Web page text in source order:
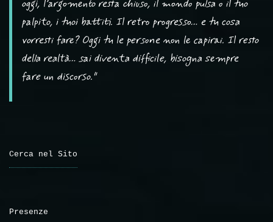
oggi, l’argomento resta chiuso, il mondo pulsa o il tuo
palpito, i tuoi battiti. Il retro progresso… e tu cosa
vorresti fare? Oggi tu le persone non le capirai. Il resto
della realtà… sai diventa difficile, bisogna sempre
fare un discorso."
Cerca nel Sito
Presenze